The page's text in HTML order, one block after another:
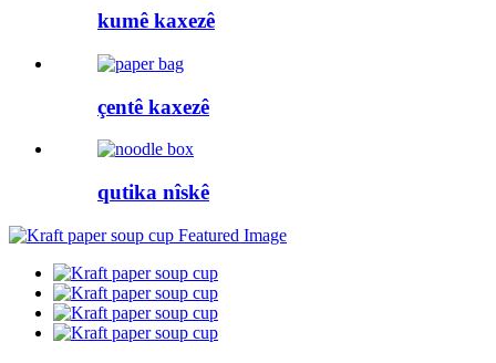
kumê kaxezê
çentê kaxezê
qutika nîskê